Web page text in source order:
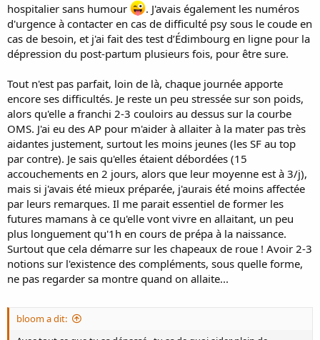
hospitalier sans humour
. J'avais également les numéros
d'urgence à contacter en cas de difficulté psy sous le coude en
cas de besoin, et j'ai fait des test d’Édimbourg en ligne pour la
dépression du post-partum plusieurs fois, pour être sure.
Tout n'est pas parfait, loin de là, chaque journée apporte
encore ses difficultés. Je reste un peu stressée sur son poids,
alors qu'elle a franchi 2-3 couloirs au dessus sur la courbe
OMS. J'ai eu des AP pour m'aider à allaiter à la mater pas très
aidantes justement, surtout les moins jeunes (les SF au top
par contre). Je sais qu'elles étaient débordées (15
accouchements en 2 jours, alors que leur moyenne est à 3/j),
mais si j'avais été mieux préparée, j'aurais été moins affectée
par leurs remarques. Il me parait essentiel de former les
futures mamans à ce qu'elle vont vivre en allaitant, un peu
plus longuement qu'1h en cours de prépa à la naissance.
Surtout que cela démarre sur les chapeaux de roue ! Avoir 2-3
notions sur l'existence des compléments, sous quelle forme,
ne pas regarder sa montre quand on allaite...
bloom a dit: